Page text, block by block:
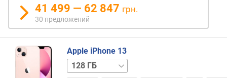
р
а
н
т
и
р
о
41 499 — 62 847 грн.
30 предложений
Apple iPhone 13
256 ГБ512 ГБ